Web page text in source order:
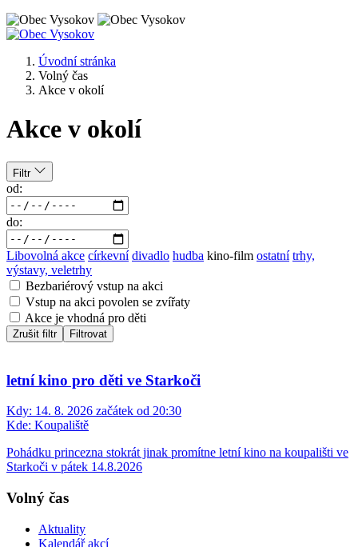
Úvodní stránka
Volný čas
Akce v okolí
Akce v okolí
Filtr
od:
do:
Libovolná akce církevní divadlo hudba kino-film ostatní trhy,
výstavy, veletrhy
Bezbariérový vstup na akci
Vstup na akci povolen se zvířaty
Akce je vhodná pro děti
Zrušit filtr Filtrovat
letní kino pro děti ve Starkoči
Kdy: 14. 8. 2026 začátek od 20:30
Kde: Koupaliště
Pohádku princezna stokrát jinak promítne letní kino na koupališti ve
Starkoči v pátek 14.8.2026
Volný čas
Aktuality
Kalendář akcí